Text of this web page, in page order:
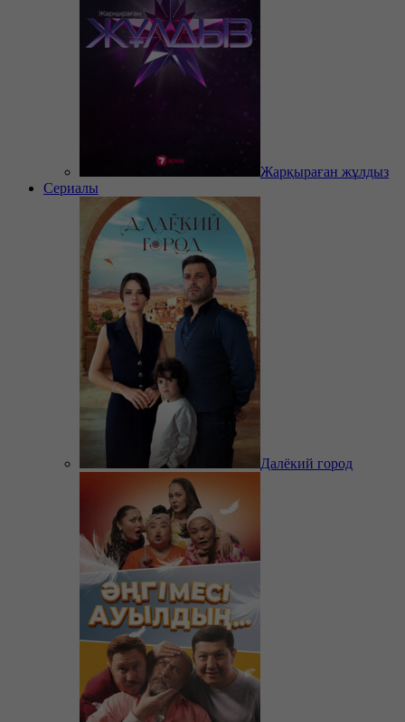
Жарқыраған жұлдыз
Сериалы
Далёкий город